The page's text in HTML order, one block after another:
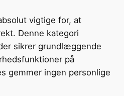
vigtige for, at
Denne kategori
sikrer grundlæggende
på
gemmer ingen personlige